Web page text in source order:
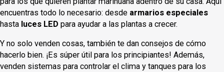
encuentras todo lo necesario: desde armarios especiales
hasta luces LED para ayudar a las plantas a crecer.
Y no solo venden cosas, también te dan consejos de cómo
hacerlo bien. ¡Es súper útil para los principiantes! Además,
venden sistemas para controlar el clima y tanques para los